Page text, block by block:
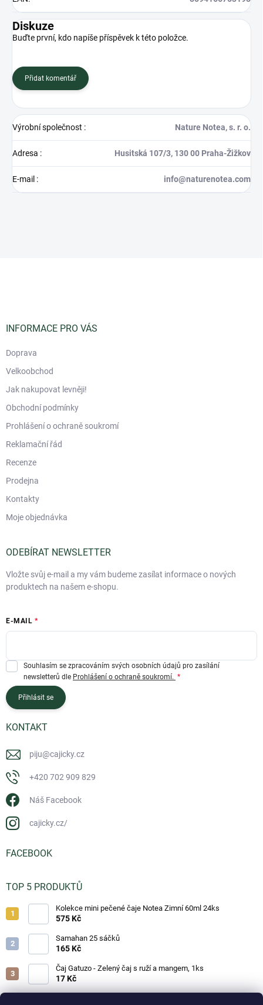
Diskuze
Buďte první, kdo napíše příspěvek k této položce.
Přidat komentář
Výrobní společnost : Nature Notea, s. r. o.
Adresa : Husitská 107/3, 130 00 Praha-Žižkov
E-mail : info@naturenotea.com
INFORMACE PRO VÁS
Doprava
Velkoobchod
Jak nakupovat levněji!
Obchodní podmínky
Prohlášení o ochraně soukromí
Reklamační řád
Recenze
Prodejna
Kontakty
Moje objednávka
ODEBÍRAT NEWSLETTER
Vložte svůj e-mail a my vám budeme zasílat informace o nových
produktech na našem e-shopu.
E-MAIL
Souhlasím se zpracováním svých osobních údajů pro zasílání
newsletterů dle Prohlášení o ochraně soukromí.
Přihlásit se
KONTAKT
piju@cajicky.cz
+420 702 909 829
Náš Facebook
cajicky.cz/
FACEBOOK
TOP 5 PRODUKTŮ
Kolekce mini pečené čaje Notea Zimní 60ml 24ks
575 Kč
Samahan 25 sáčků
165 Kč
Čaj Gatuzo - Zelený čaj s ruží a mangem, 1ks
17 Kč